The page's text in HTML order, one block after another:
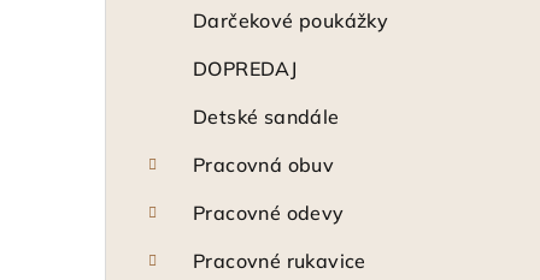
Darčekové poukážky
DOPREDAJ
Detské sandále
Pracovná obuv
Pracovné odevy
Pracovné rukavice